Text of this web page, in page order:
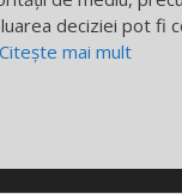
deciziei pot fi
Citește mai mult